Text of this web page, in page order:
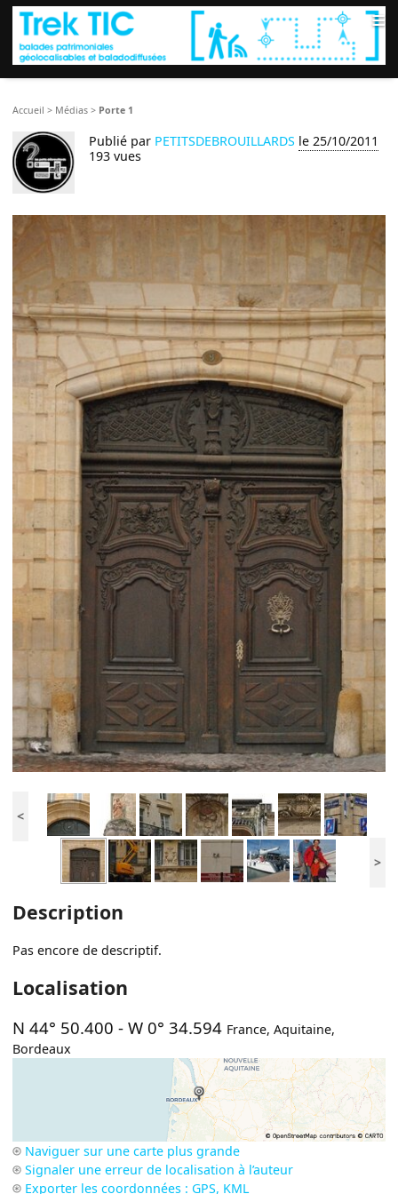
≡
Accueil > Médias > Porte 1
Publié par PETITSDEBROUILLARDS le 25/10/2011
193 vues
<
>
Description
Pas encore de descriptif.
Localisation
N 44° 50.400 -W 0° 34.594 France,Aquitaine,
Bordeaux
Naviguer sur une carte plus grande
Signaler une erreur de localisation à l’auteur
Exporter les coordonnées : GPS, KML